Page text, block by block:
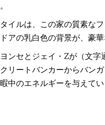
イルは、この家の質素な
アの乳白色の背景が、豪
ンセとジェイ・Zが（文
リートバンカーからバン
中のエネルギーを与えてい